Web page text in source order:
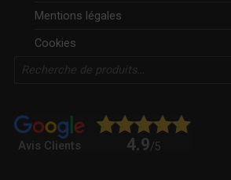
Mentions légales
Cookies
Avis Clients 4.9/5